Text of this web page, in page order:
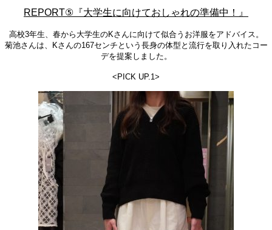
REPORT⑤『大学生に向けておしゃれの準備中！』
高校3年生、春から大学生のKさんに向けて似合うお洋服をアドバイス。
菊池さんは、Kさんの167センチという長身の体型と流行を取り入れたコー
デを提案しました。
<PICK UP.1>